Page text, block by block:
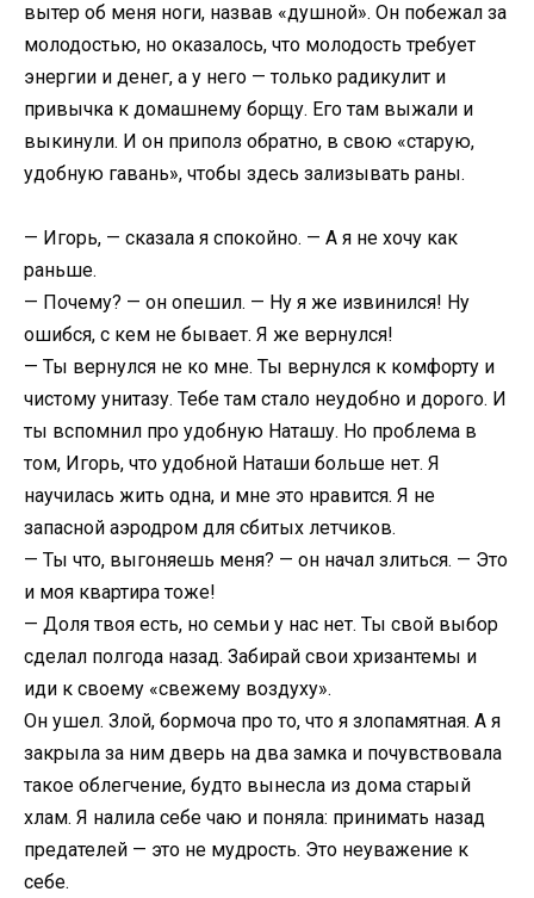
вытер об меня ноги, назвав «душной». Он побежал за
молодостью, но оказалось, что молодость требует
энергии и денег, а у него — только радикулит и
привычка к домашнему борщу. Его там выжали и
выкинули. И он приполз обратно, в свою «старую,
удобную гавань», чтобы здесь зализывать раны.
— Игорь, — сказала я спокойно. — А я не хочу как
раньше.
— Почему? — он опешил. — Ну я же извинился! Ну
ошибся, с кем не бывает. Я же вернулся!
— Ты вернулся не ко мне. Ты вернулся к комфорту и
чистому унитазу. Тебе там стало неудобно и дорого. И
ты вспомнил про удобную Наташу. Но проблема в
том, Игорь, что удобной Наташи больше нет. Я
научилась жить одна, и мне это нравится. Я не
запасной аэродром для сбитых летчиков.
— Ты что, выгоняешь меня? — он начал злиться. — Это
и моя квартира тоже!
— Доля твоя есть, но семьи у нас нет. Ты свой выбор
сделал полгода назад. Забирай свои хризантемы и
иди к своему «свежему воздуху».
Он ушел. Злой, бормоча про то, что я злопамятная. А я
закрыла за ним дверь на два замка и почувствовала
такое облегчение, будто вынесла из дома старый
хлам. Я налила себе чаю и поняла: принимать назад
предателей — это не мудрость. Это неуважение к
себе.